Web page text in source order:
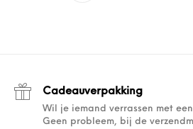
Cadeauverpakking
Wil je iemand verrassen met
Geen probleem, bij de